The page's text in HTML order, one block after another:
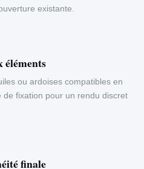
existante.
éléments
ou ardoises compatibles en
de fixation pour un rendu discret
finale